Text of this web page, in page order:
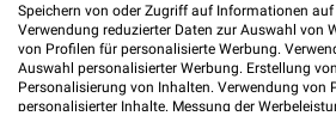
74589 Satteldorf
Heute 09:30 - 19:00 Uhr |
438,75 km
Speichern von oder Zugriff auf Informationen auf
Verwendung reduzierter Daten zur Auswahl von
von Profilen für personalisierte Werbung.
Auswahl personalisierter Werbung. Erstellung
Personalisierung von Inhalten. Verwendung von
personalisierter Inhalte. Messung der